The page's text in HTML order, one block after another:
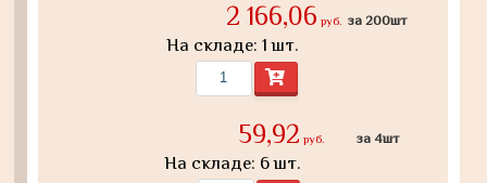
2 166,06 руб. за 200шт
На складе: 1 шт.
59,92 руб. за 4шт
На складе: 6 шт.